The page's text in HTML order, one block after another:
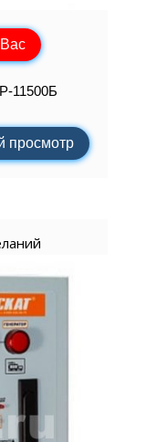
11500Б
просмотр